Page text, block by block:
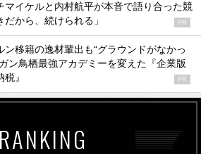
マイケルと内村航平が本音で語り合った競
だから、続けられる」
PR
ン移籍の逸材輩出も“グラウンドがなかっ
ン鳥栖最強アカデミーを変えた『企業版
』
PR
RANKING